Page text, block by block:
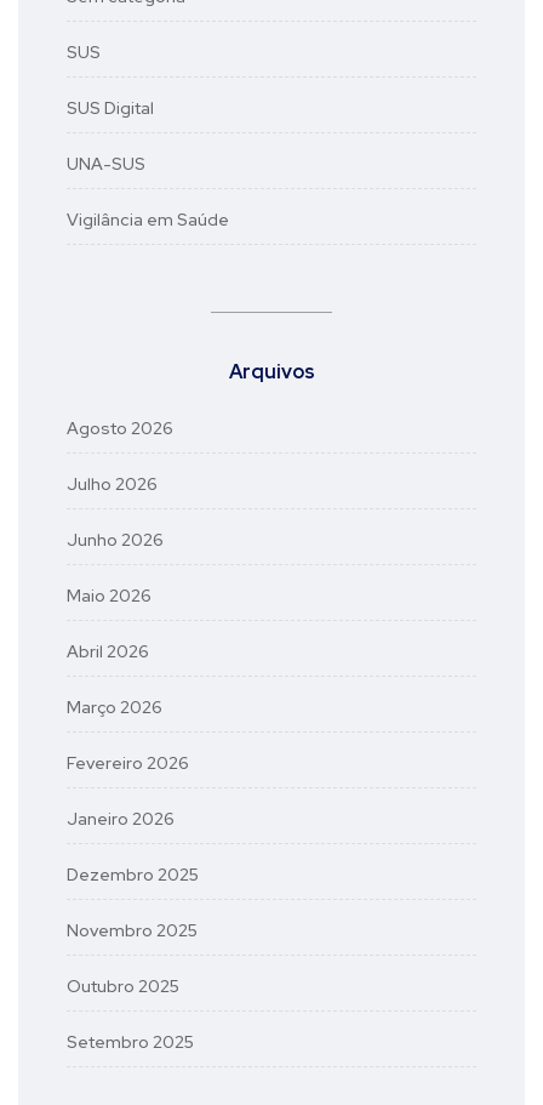
SUS
SUS Digital
UNA-SUS
Vigilância em Saúde
Arquivos
Agosto 2026
Julho 2026
Junho 2026
Maio 2026
Abril 2026
Março 2026
Fevereiro 2026
Janeiro 2026
Dezembro 2025
Novembro 2025
Outubro 2025
Setembro 2025